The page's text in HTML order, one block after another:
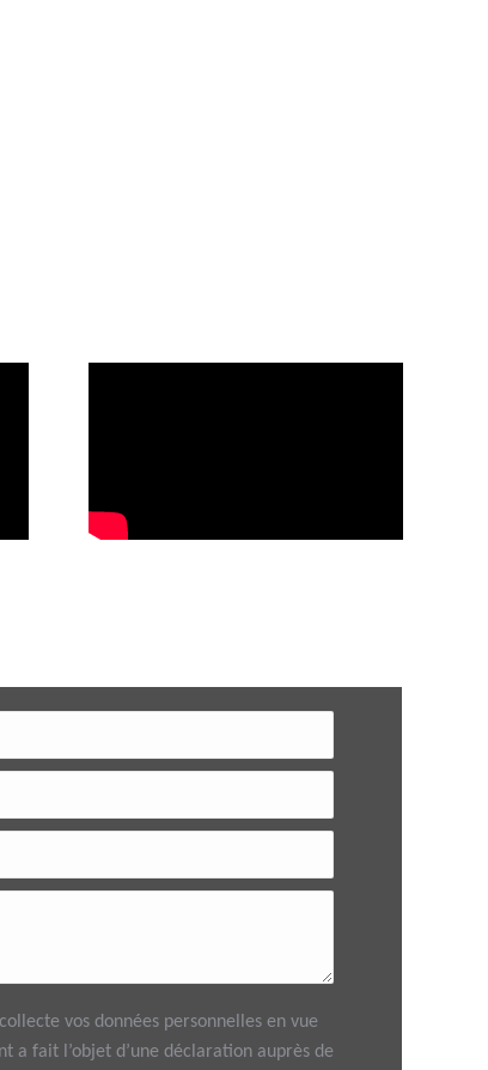
vos données personnelles en vue
a fait l’objet d’une déclaration auprès de